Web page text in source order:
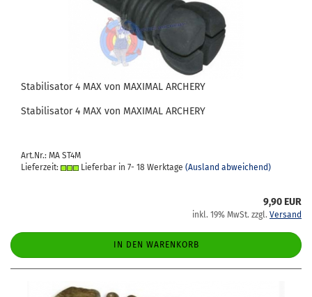
Sta­bi­li­sa­tor 4 MAX von MA­XI­MAL AR­CHE­RY
Sta­bi­li­sa­tor 4 MAX von MA­XI­MAL AR­CHE­RY
Art.Nr.: MA ST4M
Lieferzeit:
Lieferbar in 7- 18 Werktage (Ausland abweichend)
9,90 EUR
inkl. 19% MwSt. zzgl. Versand
IN DEN WARENKORB